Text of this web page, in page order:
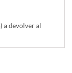
a devolver al